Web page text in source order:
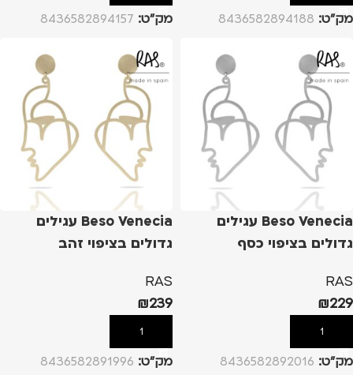
מק”ט: 8436582894188 מק”ט: 8436582894157
Beso Venecia עגילים
גדולים בציפוי כסף
RAS
₪229
הוספה לסל
מק”ט: 8436582892016
Beso Venecia עגילים
גדולים בציפוי זהב
RAS
₪239
הוספה לסל
מק”ט: 8436582891996